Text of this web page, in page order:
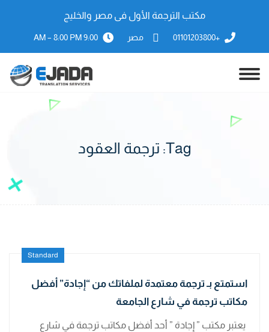
مكتب الترجمة الأول فى مصر والخليج
+01101203800 مصر 9:00 AM – 8:00 PM
Tag: ترجمة العقود
Standard
استمتع بـ ترجمة معتمدة لملفاتك من “إجادة” أفضل
مكاتب ترجمة في شارع الجامعة
يعتبر مكتب ” إجادة ” أحد أفضل مكاتب ترجمة في شارع